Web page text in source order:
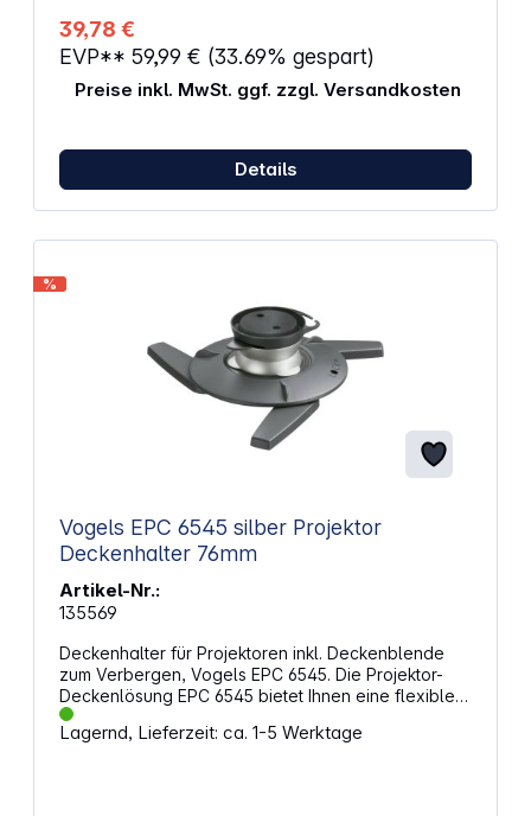
39,78 €
EVP** 59,99 € (33.69% gespart)
Preise inkl. MwSt. ggf. zzgl. Versandkosten
Details
%
Vogels EPC 6545 silber Projektor
Deckenhalter 76mm
Artikel-Nr.:
135569
Deckenhalter für Projektoren inkl. Deckenblende
zum Verbergen, Vogels EPC 6545. Die Projektor-
Deckenlösung EPC 6545 bietet Ihnen eine flexible
Möglichkeit zum Befestigen Ihres Projektors an der
Decke. Einfaches Positionieren und anschließendes
Lagernd, Lieferzeit: ca. 1-5 Werktage